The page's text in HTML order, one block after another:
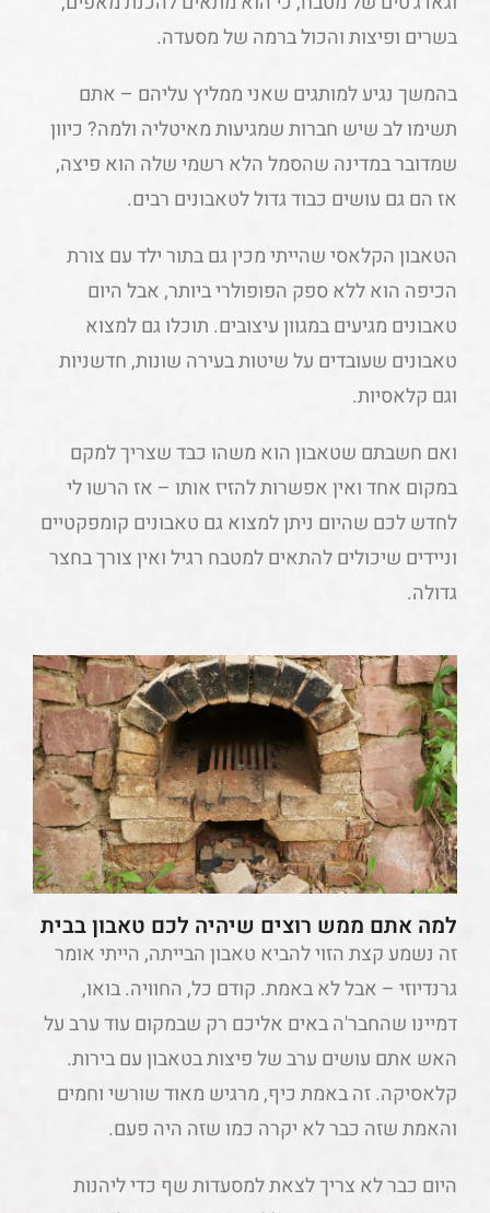
בשרים ופיצות והכול ברמה של מסעדה.
בהמשך נגיע למותגים שאני ממליץ עליהם – אתם
תשימו לב שיש חברות שמגיעות מאיטליה ולמה? כיוון
שמדובר במדינה שהסמל הלא רשמי שלה הוא פיצה,
אז הם גם עושים כבוד גדול לטאבונים רבים.
הטאבון הקלאסי שהייתי מכין גם בתור ילד עם צורת
הכיפה הוא ללא ספק הפופולרי ביותר, אבל היום
טאבונים מגיעים במגוון עיצובים. תוכלו גם למצוא
טאבונים שעובדים על שיטות בעירה שונות, חדשניות
וגם קלאסיות.
ואם חשבתם שטאבון הוא משהו כבד שצריך למקם
במקום אחד ואין אפשרות להזיז אותו – אז הרשו לי
לחדש לכם שהיום ניתן למצוא גם טאבונים קומפקטיים
וניידים שיכולים להתאים למטבח רגיל ואין צורך בחצר
גדולה.
למה אתם ממש רוצים שיהיה לכם טאבון בבית
זה נשמע קצת הזוי להביא טאבון הבייתה, הייתי אומר
גרנדיוזי – אבל לא באמת. קודם כל, החוויה. בואו,
דמיינו שהחבר'ה באים אליכם רק שבמקום עוד ערב על
האש אתם עושים ערב של פיצות בטאבון עם בירות.
קלאסיקה. זה באמת כיף, מרגיש מאוד שורשי וחמים
והאמת שזה כבר לא יקרה כמו שזה היה פעם.
היום כבר לא צריך לצאת למסעדות שף כדי ליהנות